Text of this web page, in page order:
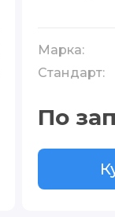
Марка:
Стандарт:
По